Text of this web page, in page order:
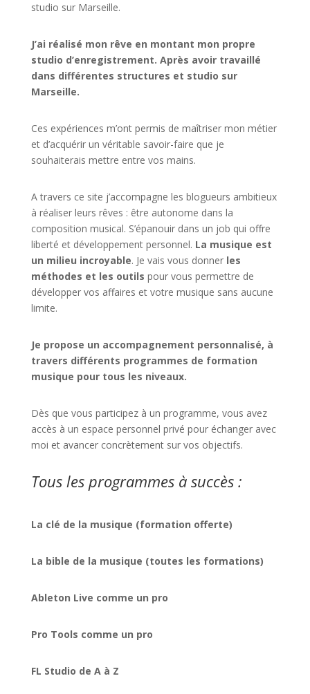
studio sur Marseille.
J’ai réalisé mon rêve en montant mon propre
studio d’enregistrement. Après avoir travaillé
dans différentes structures et studio sur
Marseille.
Ces expériences m’ont permis de maîtriser mon métier
et d’acquérir un véritable savoir-faire que je
souhaiterais mettre entre vos mains.
A travers ce site j’accompagne les blogueurs ambitieux
à réaliser leurs rêves : être autonome dans la
composition musical. S’épanouir dans un job qui offre
liberté et développement personnel. La musique est
un milieu incroyable. Je vais vous donner les
méthodes et les outils pour vous permettre de
développer vos affaires et votre musique sans aucune
limite.
Je propose un accompagnement personnalisé, à
travers différents programmes de formation
musique pour tous les niveaux.
Dès que vous participez à un programme, vous avez
accès à un espace personnel privé pour échanger avec
moi et avancer concrètement sur vos objectifs.
Tous les programmes à succès :
La clé de la musique (formation offerte)
La bible de la musique (toutes les formations)
Ableton Live comme un pro
Pro Tools comme un pro
FL Studio de A à Z